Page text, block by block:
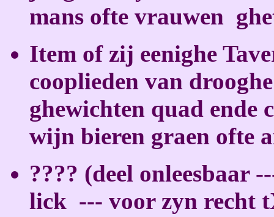
mans ofte vrauwen
Item of zij eenighe
cooplieden van
ghewichten quad ende
wijn bieren graen ofte
???? (deel onleesbaar
lick --- voor zyn recht